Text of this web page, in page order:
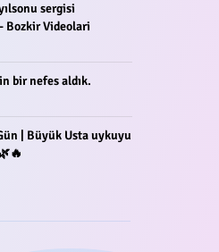
sergisi
Bozkir Videolari
bir nefes aldık.
| Büyük Usta uykuyu